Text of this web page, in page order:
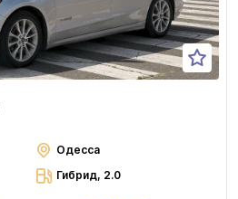
Одесса
Гибрид, 2.0